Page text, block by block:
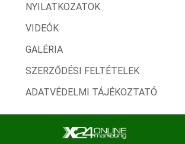
NYILATKOZATOK
VIDEÓK
GALÉRIA
SZERZŐDÉSI FELTÉTELEK
ADATVÉDELMI TÁJÉKOZTATÓ